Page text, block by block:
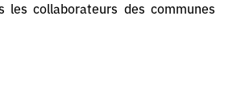
collaborateurs des communes